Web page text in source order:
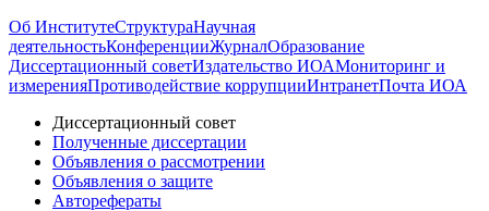
Об ИнститутеСтруктураНаучная
деятельностьКонференцииЖурналОбразование
Диссертационный советИздательство ИОАМониторинг и
измеренияПротиводействие коррупцииИнтранетПочта ИОА
Диссертационный совет
Полученные диссертации
Объявления о рассмотрении
Объявления о защите
Авторефераты